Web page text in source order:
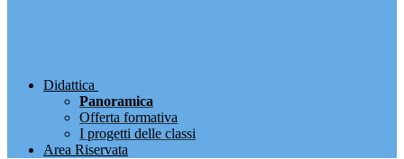
Didattica
Panoramica
Offerta formativa
I progetti delle classi
Area Riservata